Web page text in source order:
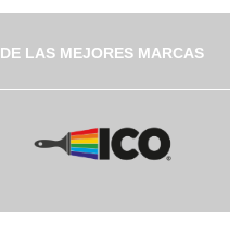
Aliquam pulvinar nulla
ante metus ornare sem,
pulvinar ligula consequat
eu interdum mi. Donec congue
at rutrum ac, scelerisque sit
LAS MEJORES MARCAS